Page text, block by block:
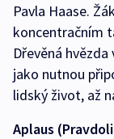
Pavla Haase.
koncentračním
Dřevěná
jako nutnou
lidský život, až
Aplaus